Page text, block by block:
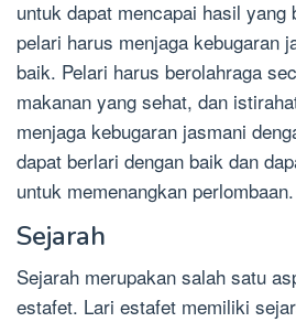
untuk dapat mencapai hasil
pelari harus menjaga kebugaran
baik. Pelari harus berolahraga
makanan yang sehat, dan
menjaga kebugaran jasmani
dapat berlari dengan baik dan
untuk memenangkan perlombaan.
Sejarah
Sejarah merupakan salah satu
estafet. Lari estafet memiliki